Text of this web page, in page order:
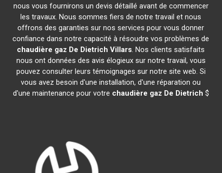
nous vous fournirons un devis détaillé avant de commencer
les travaux. Nous sommes fiers de notre travail et nous
offrons des garanties sur nos services pour vous donner
confiance dans notre capacité à résoudre vos problèmes de
chaudière gaz De Dietrich Villars. Nos clients satisfaits
nous ont données des avis élogieux sur notre travail, vous
pouvez consulter leurs témoignages sur notre site web. Si
vous avez besoin d'une installation, d'une réparation ou
d'une maintenance pour votre chaudière gaz De Dietrich $